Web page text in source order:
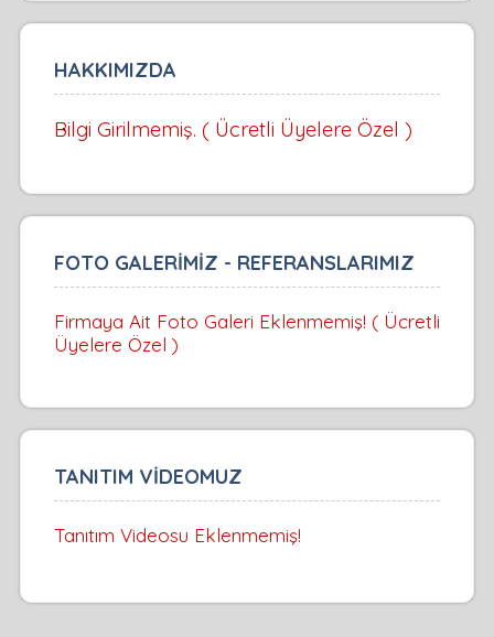
HAKKIMIZDA
Bilgi Girilmemiş. ( Ücretli Üyelere Özel )
FOTO GALERİMİZ - REFERANSLARIMIZ
Firmaya Ait Foto Galeri Eklenmemiş! ( Ücretli
Üyelere Özel )
TANITIM VİDEOMUZ
Tanıtım Videosu Eklenmemiş!